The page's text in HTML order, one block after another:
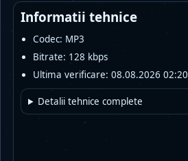
Informatii tehnice
Codec: MP3
Bitrate: 128 kbps
Ultima verificare: 08.08.2026 02:20
Detalii tehnice complete